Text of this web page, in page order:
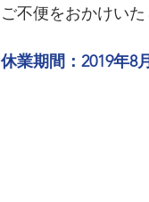
ご不便をおかけい
休業期間：2019年8